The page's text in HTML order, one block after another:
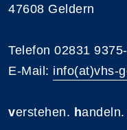
47608 Geldern
Telefon 02831
E-Mail: info(at)vhs-
verstehen. handeln.